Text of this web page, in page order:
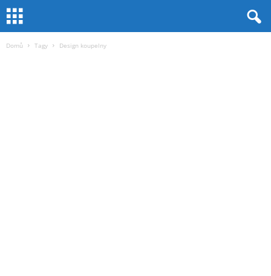
Domů Tagy Design koupelny